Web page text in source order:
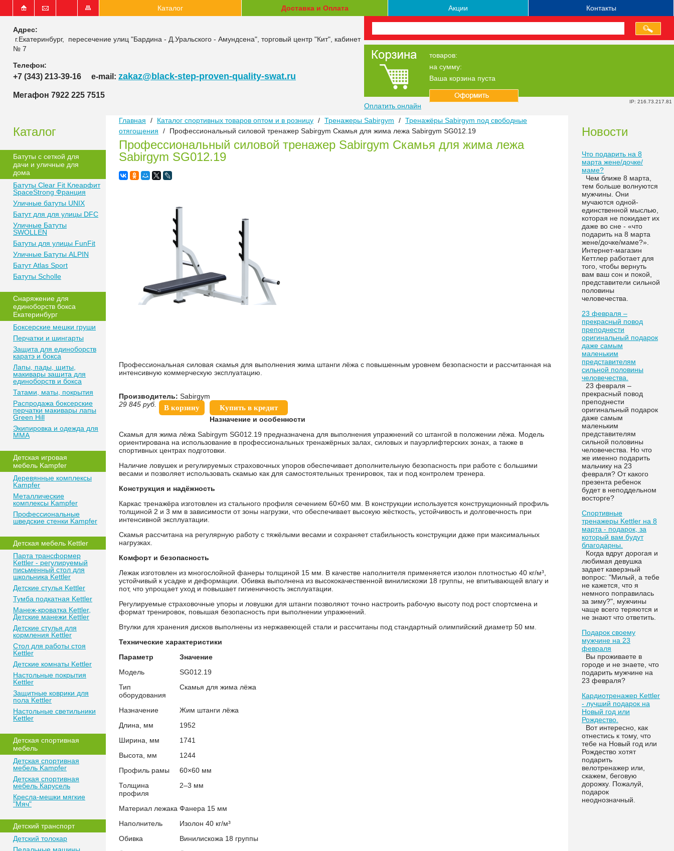
IP: 216.73.217.81
Каталог Доставка и Оплата Акции Контакты
Адрес:
г.Екатеринбург, пересечение улиц "Бардина - Д.Уральского - Амундсена", торговый центр "Кит", кабинет
№ 7
Телефон:
+7 (343) 213-39-16 e-mail: zakaz@black-step-proven-quality-swat.ru
Мегафон 7922 225 7515
товаров:
на сумму:
Ваша корзина пуста
Оплатить онлайн
Каталог
Батуты с сеткой для
дачи и уличные для
дома
Батуты Clear Fit Клеарфит
SpaceStrong Франция
Уличные батуты UNIX
Батут для для улицы DFC
Уличные Батуты
SWOLLEN
Батуты для улицы FunFit
Уличные Батуты ALPIN
Батут Atlas Sport
Батуты Scholle
Снаряжение для
единоборств бокса
Екатеринбург
Боксерские мешки груши
Перчатки и шингарты
Защита для единоборств
каратэ и бокса
Лапы, пады, щиты,
макивары защита для
единоборств и бокса
Татами, маты, покрытия
Распродажа боксерские
перчатки макивары лапы
Green Hill
Экипировка и одежда для
MMA
Детская игровая
мебель Kampfer
Деревянные комплексы
Kampfer
Металлические
комплексы Kampfer
Профессиональные
шведские стенки Kampfer
Детская мебель Kettler
Парта трансформер
Kettler - регулируемый
письменный стол для
школьника Kettler
Детские стулья Kettler
Тумба подкатная Kettler
Манеж-кроватка Kettler,
Детские манежи Kettler
Детские стулья для
кормления Kettler
Стол для работы стоя
Kettler
Детские комнаты Kettler
Настольные покрытия
Kettler
Защитные коврики для
пола Kettler
Настольные светильники
Kettler
Детская спортивная
мебель
Детская спортивная
мебель Kampfer
Детская спортивная
мебель Карусель
Кресла-мешки мягкие
"Мяч"
Детский транспорт
Детский толокар
Главная / Каталог спортивных товаров оптом и в розницу / Тренажеры Sabirgym / Тренажёры Sabirgym под свободные
отягощения
/ Профессиональный силовой тренажер Sabirgym Скамья для жима лежа Sabirgym SG012.19
Профессиональный силовой тренажер Sabirgym Скамья для жима лежа
Sabirgym SG012.19
Профессиональная силовая скамья для выполнения жима штанги лёжа с повышенным уровнем безопасности и рассчитанная на
интенсивную коммерческую эксплуатацию.
Производитель: Sabirgym
29 845 руб. В корзину
Купить в кредит
Назначение и особенности
Скамья для жима лёжа Sabirgym SG012.19 предназначена для выполнения упражнений со штангой в положении лёжа. Модель
ориентирована на использование в профессиональных тренажёрных залах, силовых и пауэрлифтерских зонах, а также в
спортивных центрах подготовки.
Наличие ловушек и регулируемых страховочных упоров обеспечивает дополнительную безопасность при работе с большими
весами и позволяет использовать скамью как для самостоятельных тренировок, так и под контролем тренера.
Конструкция и надёжность
Каркас тренажёра изготовлен из стального профиля сечением 60×60 мм. В конструкции используется конструкционный профиль
толщиной 2 и 3 мм в зависимости от зоны нагрузки, что обеспечивает высокую жёсткость, устойчивость и долговечность при
интенсивной эксплуатации.
Скамья рассчитана на регулярную работу с тяжёлыми весами и сохраняет стабильность конструкции даже при максимальных
нагрузках.
Комфорт и безопасность
Лежак изготовлен из многослойной фанеры толщиной 15 мм. В качестве наполнителя применяется изолон плотностью 40 кг/м³,
устойчивый к усадке и деформации. Обивка выполнена из высококачественной винилискожи 18 группы, не впитывающей влагу и
пот, что упрощает уход и повышает гигиеничность эксплуатации.
Регулируемые страховочные упоры и ловушки для штанги позволяют точно настроить рабочую высоту под рост спортсмена и
формат тренировок, повышая безопасность при выполнении упражнений.
Втулки для хранения дисков выполнены из нержавеющей стали и рассчитаны под стандартный олимпийский диаметр 50 мм.
Технические характеристики
Параметр
Значение
Модель
SG012.19
Тип
оборудования
Скамья для жима лёжа
Назначение
Жим штанги лёжа
Длина, мм
1952
Ширина, мм
1741
Высота, мм
1244
Профиль рамы
60×60 мм
Толщина
профиля
2–3 мм
Материал лежака Фанера 15 мм
Наполнитель
Изолон 40 кг/м³
Обивка
Винилискожа 18 группы
Новости
Что подарить на 8
марта жене/дочке/
маме?
Чем ближе 8 марта,
тем больше волнуются
мужчины. Они
мучаются одной-
единственной мыслью,
которая не покидает их
даже во сне - «что
подарить на 8 марта
жене/дочке/маме?».
Интернет-магазин
Кеттлер работает для
того, чтобы вернуть
вам ваш сон и покой,
представители сильной
половины
человечества.
23 февраля –
прекрасный повод
преподнести
оригинальный подарок
даже самым
маленьким
представителям
сильной половины
человечества.
23 февраля –
прекрасный повод
преподнести
оригинальный подарок
даже самым
маленьким
представителям
сильной половины
человечества. Но что
же именно подарить
мальчику на 23
февраля? От какого
презента ребенок
будет в неподдельном
восторге?
Спортивные
тренажеры Kettler на 8
марта - подарок, за
который вам будут
благодарны.
Когда вдруг дорогая и
любимая девушка
задает каверзный
вопрос: "Милый, а тебе
не кажется, что я
немного поправилась
за зиму?", мужчины
чаще всего теряются и
не знают что ответить.
Подарок своему
мужчине на 23
февраля
Вы проживаете в
городе и не знаете, что
подарить мужчине на
23 февраля?
Кардиотренажер Kettler
- лучший подарок на
Новый год или
Рождество.
Вот интересно, как
отнестись к тому, что
тебе на Новый год или
Рождество хотят
подарить
велотренажер или,
скажем, беговую
дорожку. Пожалуй,
подарок
неоднозначный.